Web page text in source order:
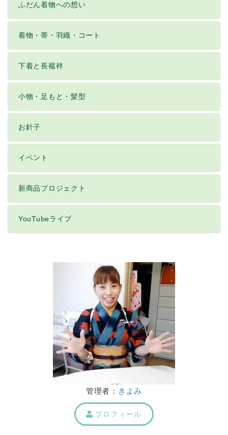
ふだん着物への想い
着物・帯・羽織・コート
下着と長襦袢
小物・足もと・髪型
お針子
イベント
新商品プロジェクト
YouTubeライブ
管理者： きよみ
プロフィール